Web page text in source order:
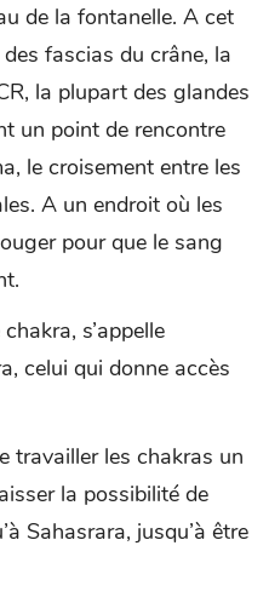
de la fontanelle. A cet
fascias du crâne, la
la plupart des glandes
un point de rencontre
le croisement entre les
A un endroit où les
pour que le sang
s’appelle
celui qui donne accès
travailler les chakras un
la possibilité de
Sahasrara, jusqu’à être